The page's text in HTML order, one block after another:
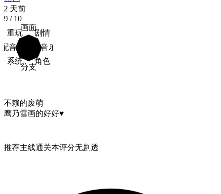
2 天前
9 / 10
画面
剧情
音乐
角色
分支
系统
配音
重玩
不赖的废萌
鹰乃雪画的好好♥
推荐主线通关本评分无剧透